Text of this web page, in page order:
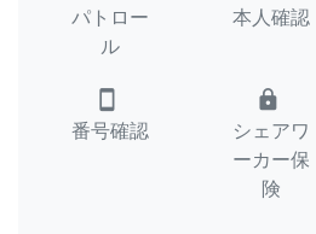
パトロー
ル
本人確認
smartphone
番号確認
lock
シェアワ
ーカー保
険